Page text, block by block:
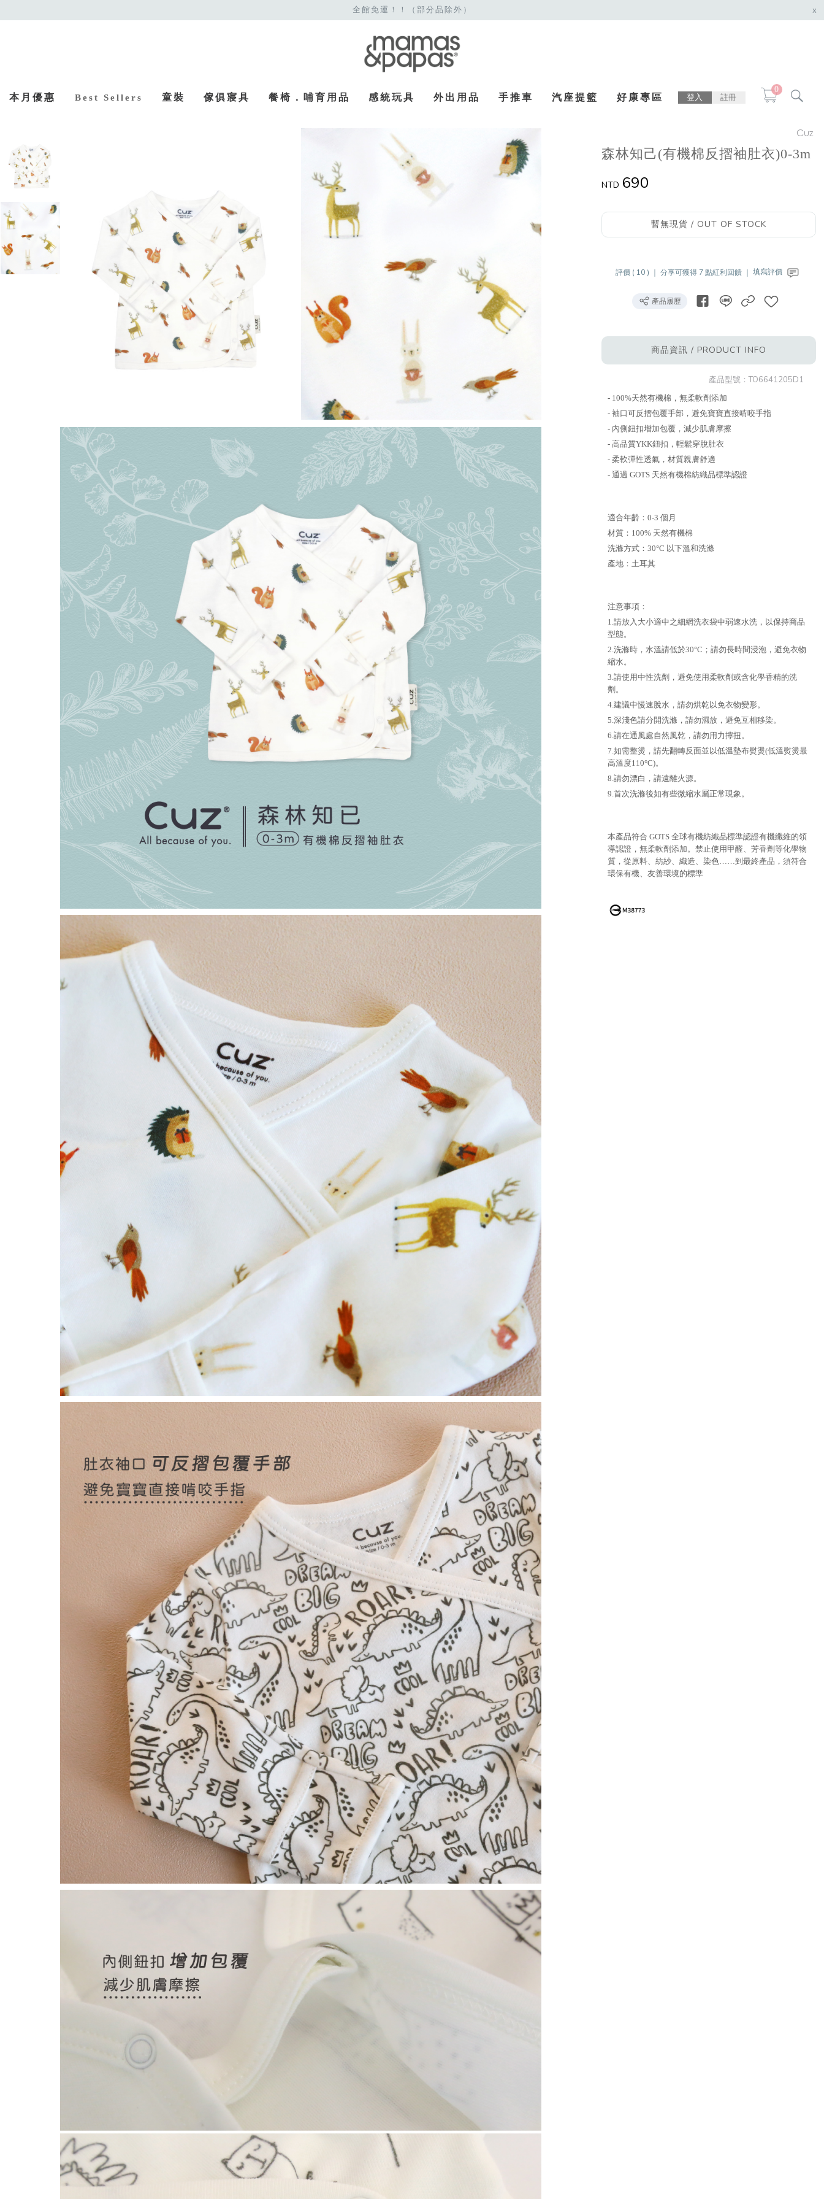
全館免運！！（部分品除外） x
本月優惠 Best Sellers 童裝 傢俱寢具 餐椅．哺育用品 感統玩具 外出用品 手推車 汽座提籃 好康專區 登入 註冊
0
Cuz
森林知己(有機棉反摺袖肚衣)0-3m
NTD 690
暫無現貨 / OUT OF STOCK
評價 ( 10 ) ｜分享可獲得 7 點紅利回饋 ｜填寫評價
產品履歷
商品資訊 / PRODUCT INFO
產品型號：TO6641205D1
- 100%天然有機棉，無柔軟劑添加
- 袖口可反摺包覆手部，避免寶寶直接啃咬手指
- 內側鈕扣增加包覆，減少肌膚摩擦
- 高品質YKK鈕扣，輕鬆穿脫肚衣
- 柔軟彈性透氣，材質親膚舒適
- 通過 GOTS 天然有機棉紡織品標準認證
適合年齡：0-3 個月
材質：100% 天然有機棉
洗滌方式：30°C 以下溫和洗滌
產地：土耳其
注意事項：
1.請放入大小適中之細網洗衣袋中弱速水洗，以保持商品
型態。
2.洗滌時，水溫請低於30°C；請勿長時間浸泡，避免衣物
縮水。
3.請使用中性洗劑，避免使用柔軟劑或含化學香精的洗
劑。
4.建議中慢速脫水，請勿烘乾以免衣物變形。
5.深淺色請分開洗滌，請勿濕放，避免互相移染。
6.請在通風處自然風乾，請勿用力擰扭。
7.如需整燙，請先翻轉反面並以低溫墊布熨燙(低溫熨燙最
高溫度110°C)。
8.請勿漂白，請遠離火源。
9.首次洗滌後如有些微縮水屬正常現象。
本產品符合 GOTS 全球有機紡織品標準認證有機纖維的領
導認證，無柔軟劑添加。禁止使用甲醛、芳香劑等化學物
質，從原料、紡紗、織造、染色……到最終產品，須符合
環保有機、友善環境的標準